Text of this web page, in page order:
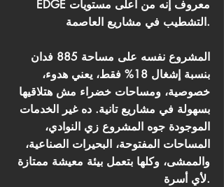
EDGE معروف إنه من أعلى مستويات
التشطيب في مشاريع العاصمة.
المشروع نفسه على مساحة 885 فدان
بنسبة إشغال 18% فقط، يعني هدوء،
خصوصية، ومساحات خضراء مش هتلاقيها
بسهولة في مشاريع تانية. ده غير الخدمات
الموجودة جوه المشروع زي النوادي،
المساحات المفتوحة، البحيرات الصناعية،
والممشى، وكلها بتعمل بيئة معيشة ممتازة
لأي أسرة.